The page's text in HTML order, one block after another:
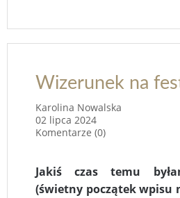
Wizerunek na
Karolina Nowalska
02 lipca 2024
Komentarze (0)
Jakiś czas temu
(świetny początek wpisu